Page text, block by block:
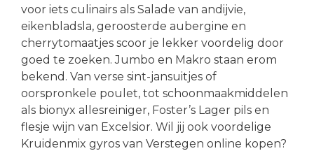
voor iets culinairs als Salade van andijvie,
eikenbladsla, geroosterde aubergine en
cherrytomaatjes scoor je lekker voordelig door
goed te zoeken. Jumbo en Makro staan erom
bekend. Van verse sint-jansuitjes of
oorspronkele poulet, tot schoonmaakmiddelen
als bionyx allesreiniger, Foster’s Lager pils en
flesje wijn van Excelsior. Wil jij ook voordelige
Kruidenmix gyros van Verstegen online kopen?